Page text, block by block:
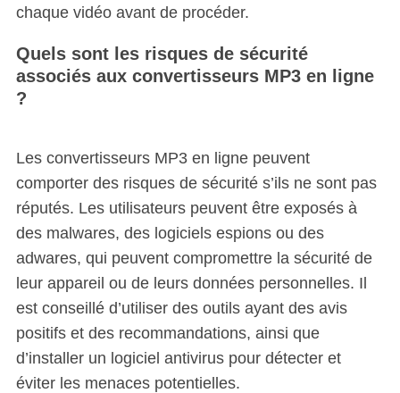
chaque vidéo avant de procéder.
Quels sont les risques de sécurité
associés aux convertisseurs MP3 en ligne
?
Les convertisseurs MP3 en ligne peuvent
comporter des risques de sécurité s’ils ne sont pas
réputés. Les utilisateurs peuvent être exposés à
des malwares, des logiciels espions ou des
adwares, qui peuvent compromettre la sécurité de
leur appareil ou de leurs données personnelles. Il
est conseillé d’utiliser des outils ayant des avis
positifs et des recommandations, ainsi que
d’installer un logiciel antivirus pour détecter et
éviter les menaces potentielles.